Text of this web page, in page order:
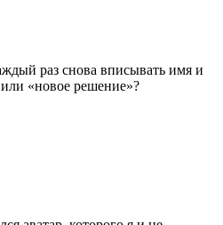
раз снова вписывать имя и
«новое решение»?